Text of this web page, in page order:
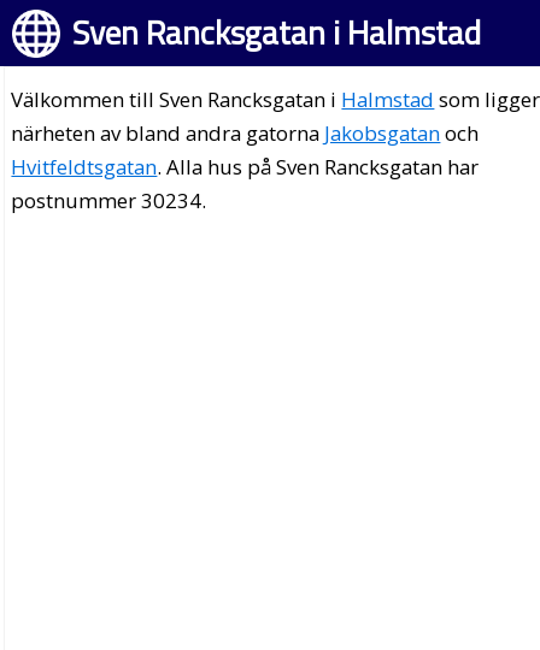
Sven Rancksgatan i Halmstad
Välkommen till Sven Rancksgatan i Halmstad som
närheten av bland andra gatorna Jakobsgatanoch
Hvitfeldtsgatan. Alla hus på Sven Rancksgatan har
postnummer 30234.